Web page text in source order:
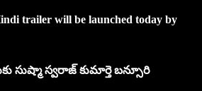
trailer will be launched today by
సుష్మా స్వరాజ్ కుమార్తె బన్సూరి